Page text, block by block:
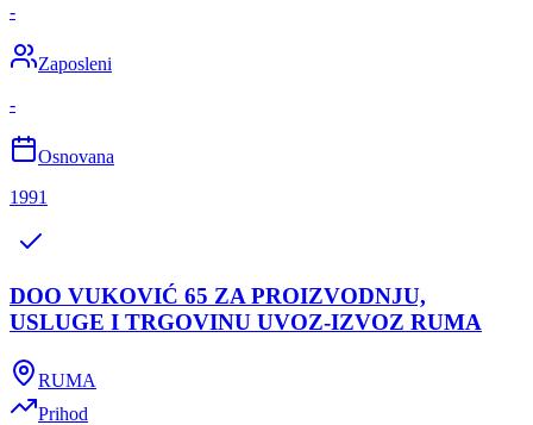
-
Zaposleni
-
Osnovana
1991
DOO VUKOVIĆ 65 ZA PROIZVODNJU,
USLUGE I TRGOVINU UVOZ-IZVOZ RUMA
RUMA
Prihod